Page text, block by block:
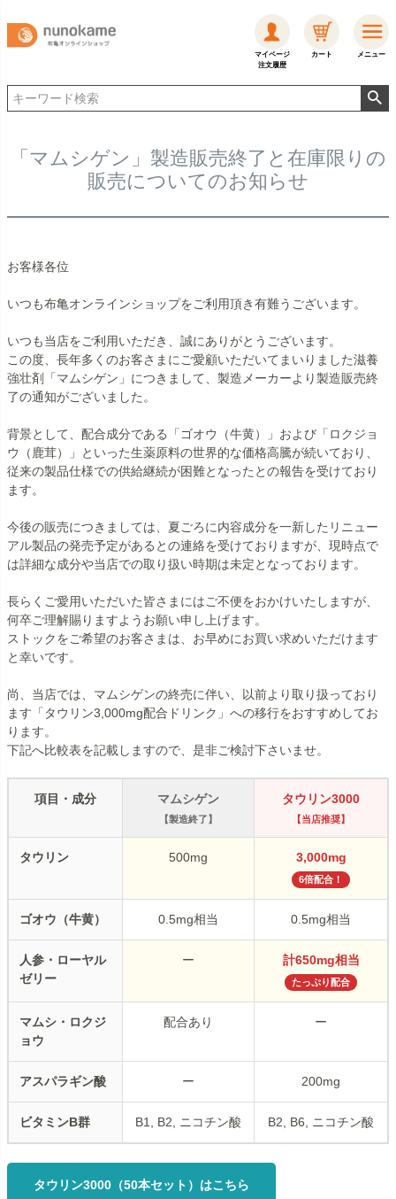
マイページ
注文履歴
カート メニュー
「マムシゲン」製造販売終了と在庫限りの
販売についてのお知らせ
お客様各位
いつも布亀オンラインショップをご利用頂き有難うございます。
いつも当店をご利用いただき、誠にありがとうございます。
この度、長年多くのお客さまにご愛顧いただいてまいりました滋養
強壮剤「マムシゲン」につきまして、製造メーカーより製造販売終
了の通知がございました。
背景として、配合成分である「ゴオウ（牛黄）」および「ロクジョ
ウ（鹿茸）」といった生薬原料の世界的な価格高騰が続いており、
従来の製品仕様での供給継続が困難となったとの報告を受けており
ます。
今後の販売につきましては、夏ごろに内容成分を一新したリニュー
アル製品の発売予定があるとの連絡を受けておりますが、現時点で
は詳細な成分や当店での取り扱い時期は未定となっております。
長らくご愛用いただいた皆さまにはご不便をおかけいたしますが、
何卒ご理解賜りますようお願い申し上げます。
ストックをご希望のお客さまは、お早めにお買い求めいただけます
と幸いです。
尚、当店では、マムシゲンの終売に伴い、以前より取り扱っており
ます「タウリン3,000mg配合ドリンク」への移行をおすすめしてお
ります。
下記へ比較表を記載しますので、是非ご検討下さいませ。
項目・成分 マムシゲン
【製造終了】
タウリン3000
【当店推奨】
タウリン 500mg 3,000mg
6倍配合！
ゴオウ（牛黄） 0.5mg相当 0.5mg相当
人参・ローヤル
ゼリー
ー 計650mg相当
たっぷり配合
マムシ・ロクジ
ョウ
配合あり ー
アスパラギン酸 ー 200mg
ビタミンB群 B1, B2, ニコチン酸 B2, B6, ニコチン酸
タウリン3000（50本セット）はこちら